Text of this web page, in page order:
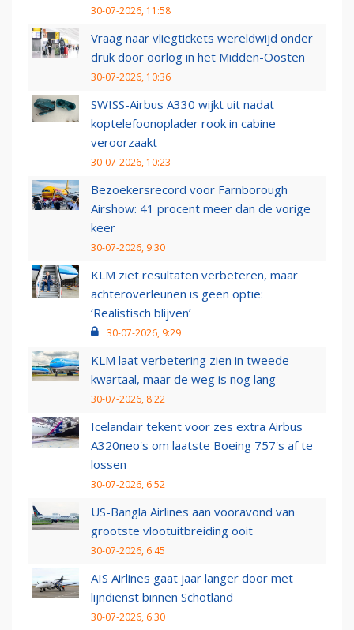
30-07-2026, 11:58
Vraag naar vliegtickets wereldwijd onder
druk door oorlog in het Midden-Oosten
30-07-2026, 10:36
SWISS-Airbus A330 wijkt uit nadat
koptelefoonoplader rook in cabine
veroorzaakt
30-07-2026, 10:23
Bezoekersrecord voor Farnborough
Airshow: 41 procent meer dan de vorige
keer
30-07-2026, 9:30
KLM ziet resultaten verbeteren, maar
achteroverleunen is geen optie:
‘Realistisch blijven’
30-07-2026, 9:29
KLM laat verbetering zien in tweede
kwartaal, maar de weg is nog lang
30-07-2026, 8:22
Icelandair tekent voor zes extra Airbus
A320neo's om laatste Boeing 757's af te
lossen
30-07-2026, 6:52
US-Bangla Airlines aan vooravond van
grootste vlootuitbreiding ooit
30-07-2026, 6:45
AIS Airlines gaat jaar langer door met
lijndienst binnen Schotland
30-07-2026, 6:30